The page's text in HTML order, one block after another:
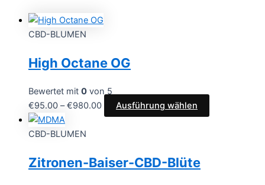
CBD-BLUMEN
High Octane OG
Bewertet mit 0 von 5
€95.00 –€980.00 Ausführung wählen
CBD-BLUMEN
Zitronen-Baiser-CBD-Blüte